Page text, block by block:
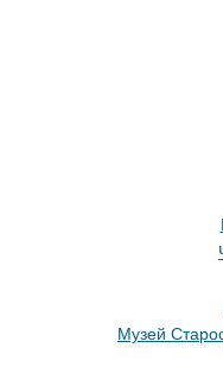
Музей